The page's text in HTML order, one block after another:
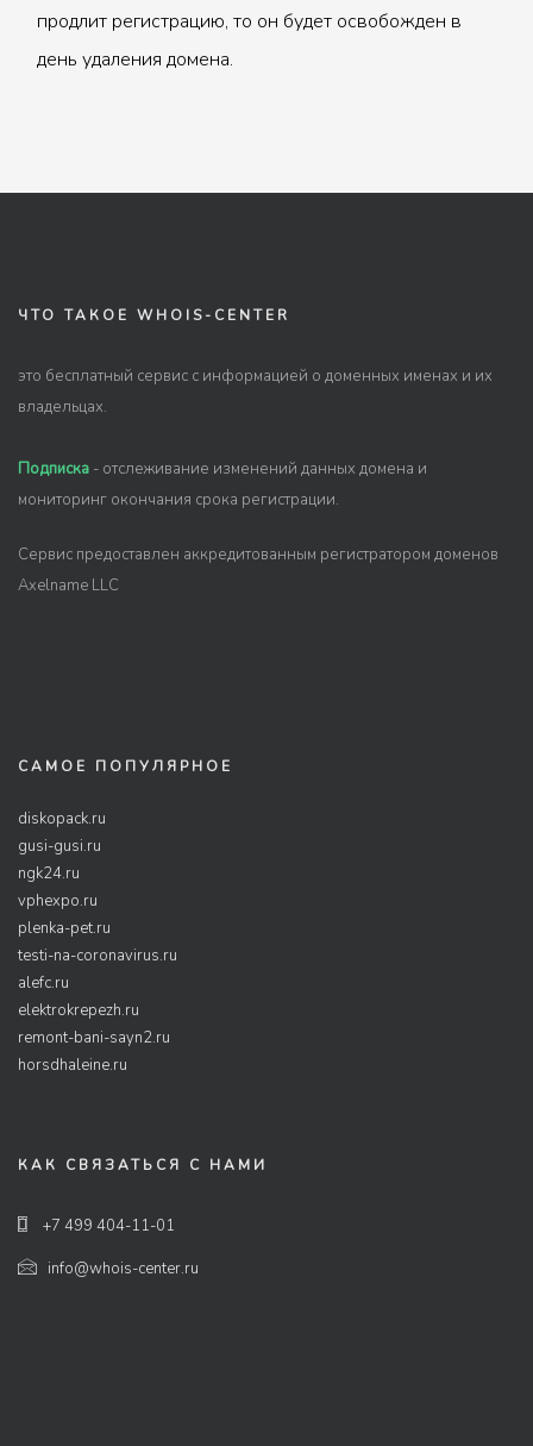
продлит регистрацию, то он будет освобожден в
день удаления домена.
ЧТО ТАКОЕ WHOIS-CENTER
это бесплатный сервис с информацией о доменных именах и их
владельцах.
Подписка - отслеживание изменений данных домена и
мониторинг окончания срока регистрации.
Сервис предоставлен аккредитованным регистратором доменов
Axelname LLC
САМОЕ ПОПУЛЯРНОЕ
diskopack.ru
gusi-gusi.ru
ngk24.ru
vphexpo.ru
plenka-pet.ru
testi-na-coronavirus.ru
alefc.ru
elektrokrepezh.ru
remont-bani-sayn2.ru
horsdhaleine.ru
КАК СВЯЗАТЬСЯ С НАМИ
+7 499 404-11-01
info@whois-center.ru